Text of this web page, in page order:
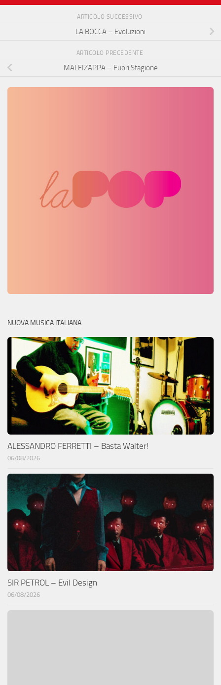
ARTICOLO SUCCESSIVO
LA BOCCA – Evoluzioni
ARTICOLO PRECEDENTE
MALEIZAPPA – Fuori Stagione
NUOVA MUSICA ITALIANA
ALESSANDRO FERRETTI – Basta Walter!
06/08/2026
SIR PETROL – Evil Design
06/08/2026